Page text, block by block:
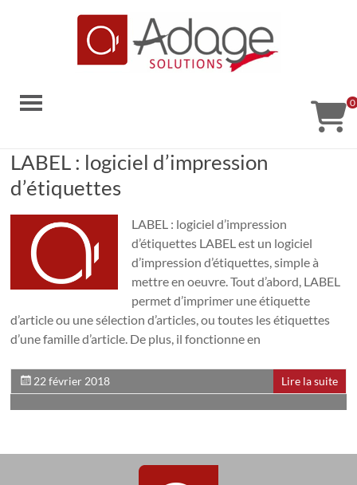
Adage
Solutions
code-
barres
0
LABEL : logiciel d’impression
d’étiquettes
LABEL : logiciel d’impression
d’étiquettes LABEL est un logiciel
d’impression d’étiquettes, simple à
mettre en oeuvre. Tout d’abord, LABEL
permet d’imprimer une étiquette
d’article ou une sélection d’articles, ou toutes les étiquettes
d’une famille d’article. De plus, il fonctionne en
22 février 2018 Lire la suite